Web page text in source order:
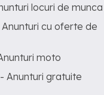
locuri de munca
Anunturi cu oferte de
moto
- Anunturi gratuite